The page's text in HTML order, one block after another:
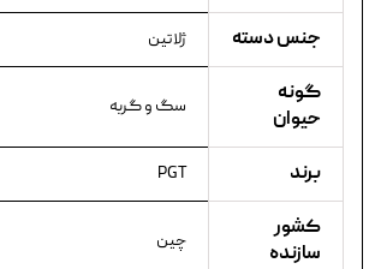
جنس دسته ژلاتین
گونه
حیوان
سگ و گربه
برند PGT
کشور
سازنده
چین